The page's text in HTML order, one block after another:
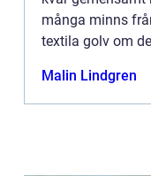
många minns
textila golv om
Malin Lindgren